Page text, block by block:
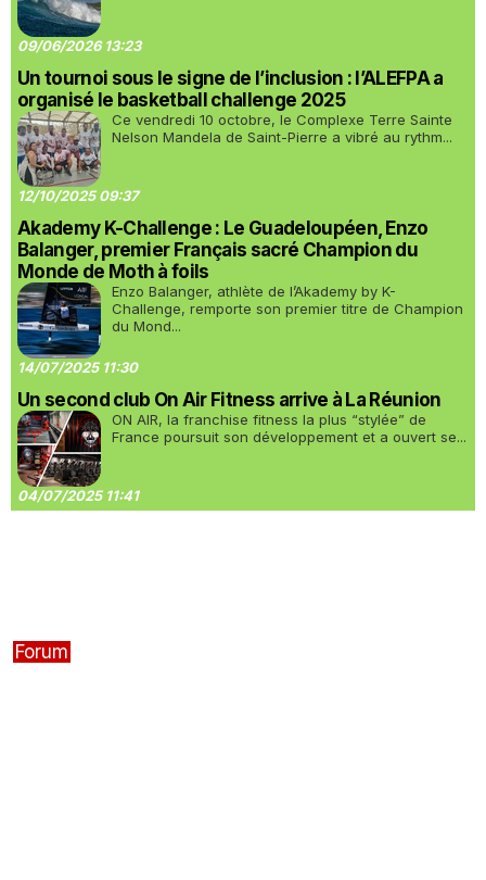
09/06/2026 13:23
Un tournoi sous le signe de l’inclusion : l’ALEFPA a
organisé le basketball challenge 2025
Ce vendredi 10 octobre, le Complexe Terre Sainte
Nelson Mandela de Saint-Pierre a vibré au rythm...
12/10/2025 09:37
Akademy K-Challenge : Le Guadeloupéen, Enzo
Balanger, premier Français sacré Champion du
Monde de Moth à foils
Enzo Balanger, athlète de l’Akademy by K-
Challenge, remporte son premier titre de Champion
du Mond...
14/07/2025 11:30
Un second club On Air Fitness arrive à La Réunion
ON AIR, la franchise fitness la plus “stylée” de
France poursuit son développement et a ouvert se...
04/07/2025 11:41
Forum